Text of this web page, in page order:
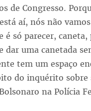
de Congresso.
aí, nós não vamos
só parecer, caneta,
dar uma canetada
tem um espaço
do inquérito sobre
na Polícia